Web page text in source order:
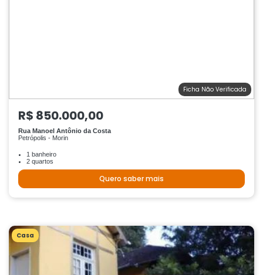
Ficha Não Verificada
R$ 850.000,00
Rua Manoel Antônio da Costa
Petrópolis - Morin
1 banheiro
2 quartos
Quero saber mais
Casa